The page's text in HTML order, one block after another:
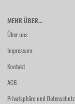
MEHR ÜBER...
Über uns
Impressum
Kontakt
AGB
Privatsphäre und Datenschutz